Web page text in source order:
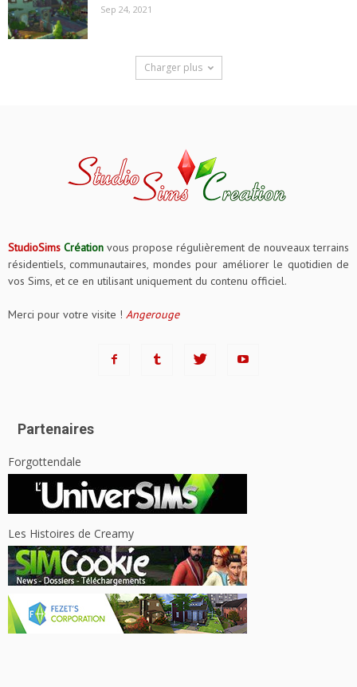
Sep 24, 2021
Charger plus
StudioSims Création vous propose régulièrement de nouveaux terrains
résidentiels, communautaires, mondes pour améliorer le quotidien de
vos Sims, et ce en utilisant uniquement du contenu officiel.
Merci pour votre visite ! Angerouge
Partenaires
Forgottendale
Les Histoires de Creamy